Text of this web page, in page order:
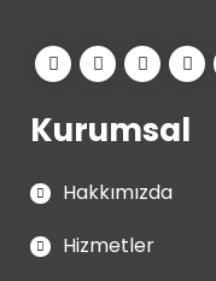
Kurumsal
Hakkımızda
Hizmetler